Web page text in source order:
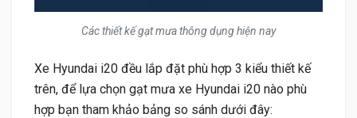
Các thiết kế gạt mưa thông dụng hiện nay
Xe Hyundai i20 đều lắp đặt phù hợp 3 kiểu thiết kế
trên, để lựa chọn gạt mưa xe Hyundai i20 nào phù
hợp bạn tham khảo bảng so sánh dưới đây: